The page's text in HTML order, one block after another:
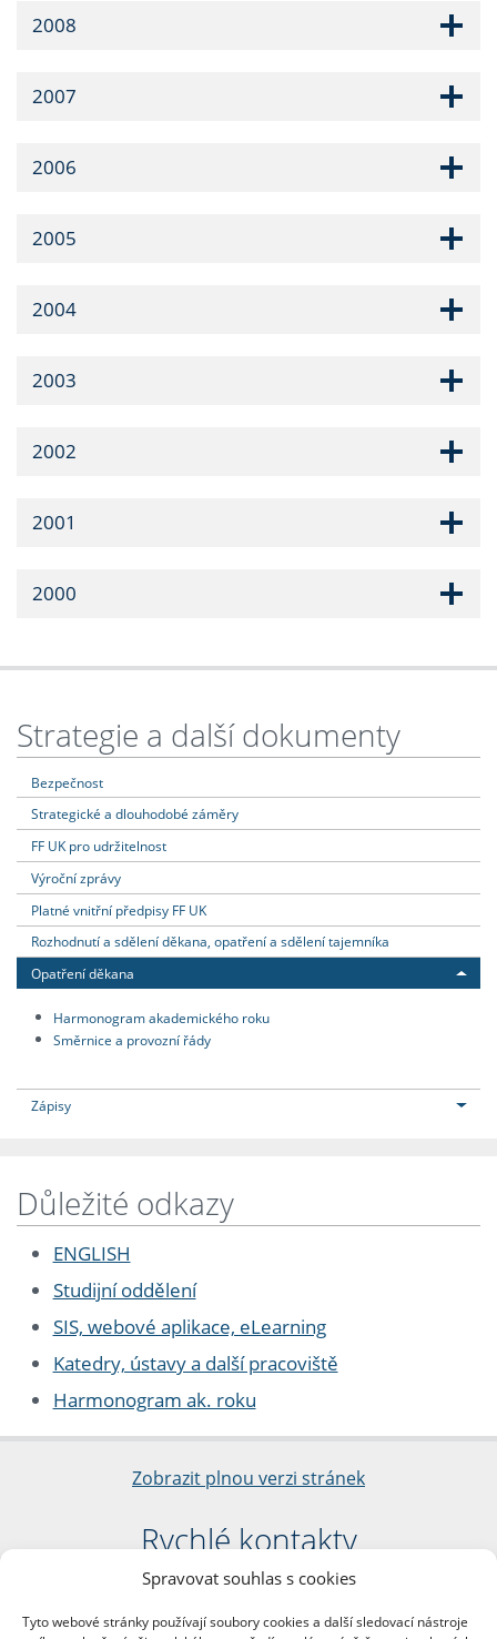
Spravovat souhlas s cookies
Tyto webové stránky používají soubory cookies a další sledovací nástroje
2008
2007
2006
2005
2004
2003
2002
2001
2000
Strategie a další dokumenty
Bezpečnost
Strategické a dlouhodobé záměry
FF UK pro udržitelnost
Výroční zprávy
Platné vnitřní předpisy FF UK
Rozhodnutí a sdělení děkana, opatření a sdělení tajemníka
Opatření děkana
Harmonogram akademického roku
Směrnice a provozní řády
Zápisy
Důležité odkazy
ENGLISH
Studijní oddělení
SIS, webové aplikace, eLearning
Katedry, ústavy a další pracoviště
Harmonogram ak. roku
Zobrazit plnou verzi stránek
Rychlé kontakty
Filozofická fakulta
nám. Jana Palacha 1/2